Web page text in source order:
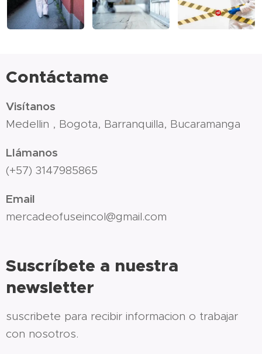
Contáctame
Visítanos
Medellin , Bogota, Barranquilla, Bucaramanga
Llámanos
(+57) 3147985865
Email
mercadeofuseincol@gmail.com
Suscríbete a nuestra
newsletter
suscribete para recibir informacion o trabajar
con nosotros.